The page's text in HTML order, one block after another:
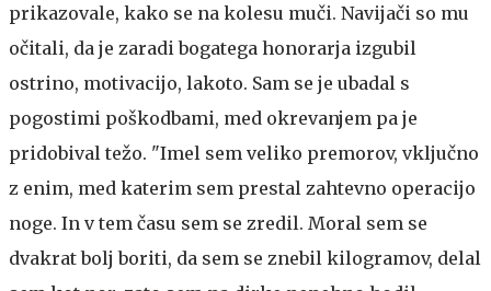
prikazovale, kako se na kolesu muči. Navijači so mu
očitali, da je zaradi bogatega honorarja izgubil
ostrino, motivacijo, lakoto. Sam se je ubadal s
pogostimi poškodbami, med okrevanjem pa je
pridobival težo. "Imel sem veliko premorov, vključno
z enim, med katerim sem prestal zahtevno operacijo
noge. In v tem času sem se zredil. Moral sem se
dvakrat bolj boriti, da sem se znebil kilogramov, delal